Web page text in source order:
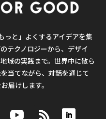
っと」よくするアイデアを集
テクノロジーから、デザイ
域の実践まで。世界中に散ら
当てながら、対話を通じて
届けします。